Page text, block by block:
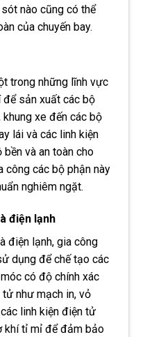
nào cũng có thể
của chuyến bay.
trong những lĩnh vực
sản xuất các bộ
xe đến các bộ
lái và các linh kiện
và an toàn cho
công các bộ phận này
nghiêm ngặt.
điện lạnh
điện lạnh, gia công
dụng để chế tạo các
có độ chính xác
như mạch in, vỏ
linh kiện điện tử
khí tỉ mỉ để đảm bảo